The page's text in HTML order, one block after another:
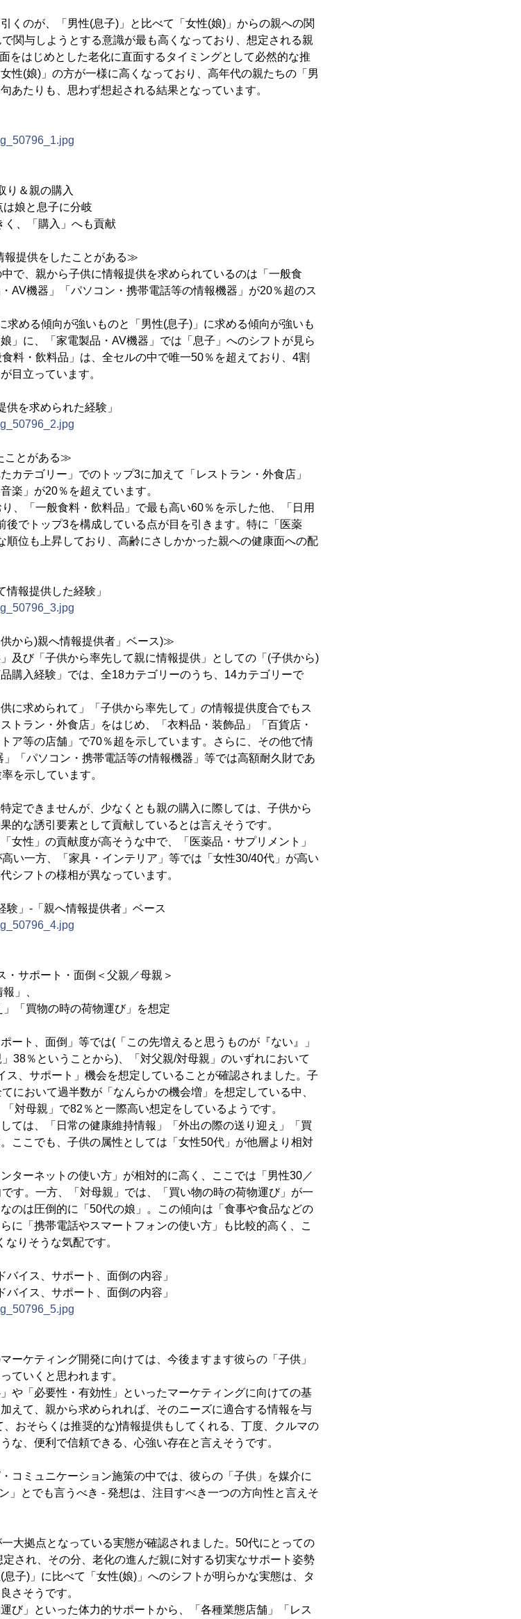
くのが、「男性(息子)」と比べて「女性(娘)」からの親への関
関与しようとする意識が最も高くなっており、想定される親
をはじめとした老化に直面するタイミングとして必然的な推
性(娘)」の方が一様に高くなっており、高年代の親たちの「男
あたりも、思わず想起される結果となっています。
り＆親の購入
娘と息子に分岐
、「購入」へも貢献
報提供をしたことがある≫
で、親から子供に情報提供を求められているのは「一般食
AV機器」「パソコン・携帯電話等の情報機器」が20％超のス
求める傾向が強いものと「男性(息子)」に求める傾向が強いも
」に、「家電製品・AV機器」では「息子」へのシフトが見ら
料・飲料品」は、全セルの中で唯一50％を超えており、4割
目立っています。
供を求められた経験」
ことがある≫
カテゴリー」でのトップ3に加えて「レストラン・外食店」
楽」が20％を超えています。
、「一般食料・飲料品」で最も高い60％を示した他、「日用
でトップ3を構成している点が目を引きます。特に「医薬
位も上昇しており、高齢にさしかかった親への健康面への配
情報提供した経験」
から)親へ情報提供者」ベース)≫
及び「子供から率先して親に情報提供」としての「(子供から)
購入経験」では、全18カテゴリーのうち、14カテゴリーで
に求められて」「子供から率先して」の情報提供度合でもス
トラン・外食店」をはじめ、「衣料品・装飾品」「百貨店・
ア等の店舗」で70％超を示しています。さらに、その他で情
「パソコン・携帯電話等の情報機器」等では高額耐久財であ
を示しています。
定できませんが、少なくとも親の購入に際しては、子供から
的な誘引要素として貢献しているとは言えそうです。
女性」の貢献度が高そうな中で、「医薬品・サプリメント」
い一方、「家具・インテリア」等では「女性30/40代」が高い
シフトの様相が異なっています。
験」-「親へ情報提供者」ベース
・サポート・面倒＜父親／母親＞
」、
「買物の時の荷物運び」を想定
ート、面倒」等では(「この先増えると思うものが『ない』」
38％ということから)、「対父親/対母親」のいずれにおいて
ス、サポート」機会を想定していることが確認されました。子
において過半数が「なんらかの機会増」を想定している中、
対母親」で82％と一際高い想定をしているようです。
ては、「日常の健康維持情報」「外出の際の送り迎え」「買
ここでも、子供の属性としては「女性50代」が他層より相対
ターネットの使い方」が相対的に高く、ここでは「男性30／
す。一方、「対母親」では、「買い物の時の荷物運び」が一
のは圧倒的に「50代の娘」。この傾向は「食事や食品などの
に「携帯電話やスマートフォンの使い方」も比較的高く、こ
りそうな気配です。
バイス、サポート、面倒の内容」
バイス、サポート、面倒の内容」
ーケティング開発に向けては、今後ますます彼らの「子供」
ていくと思われます。
や「必要性・有効性」といったマーケティングに向けての基
えて、親から求められれば、そのニーズに適合する情報を与
おそらくは推奨的な)情報提供もしてくれる、丁度、クルマの
な、便利で信頼できる、心強い存在と言えそうです。
コミュニケーション施策の中では、彼らの「子供」を媒介に
」とでも言うべき - 発想は、注目すべき一つの方向性と言えそ
大拠点となっている実態が確認されました。50代にとっての
され、その分、老化の進んだ親に対する切実なサポート姿勢
子)」に比べて「女性(娘)」へのシフトが明らかな実態は、タ
さそうです。
び」といった体力的サポートから、「各種業態店舗」「レス